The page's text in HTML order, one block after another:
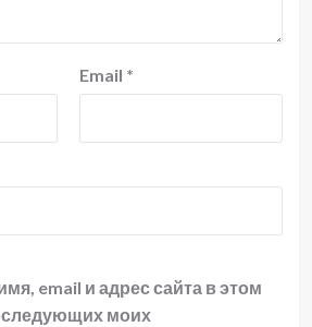
Email *
email и адрес сайта в этом
моих